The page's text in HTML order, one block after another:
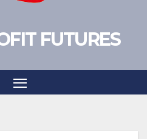
FUTURES